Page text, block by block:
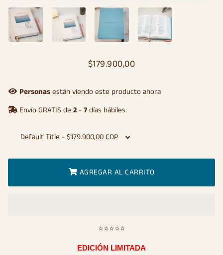
Precio
Precio
oferta
$179.900,00
Personas están viendo este producto ahora
Envío GRATIS de 2 - 7 días hábiles.
AGREGAR AL CARRITO
⭐⭐⭐⭐⭐
EDICIÓN LIMITADA